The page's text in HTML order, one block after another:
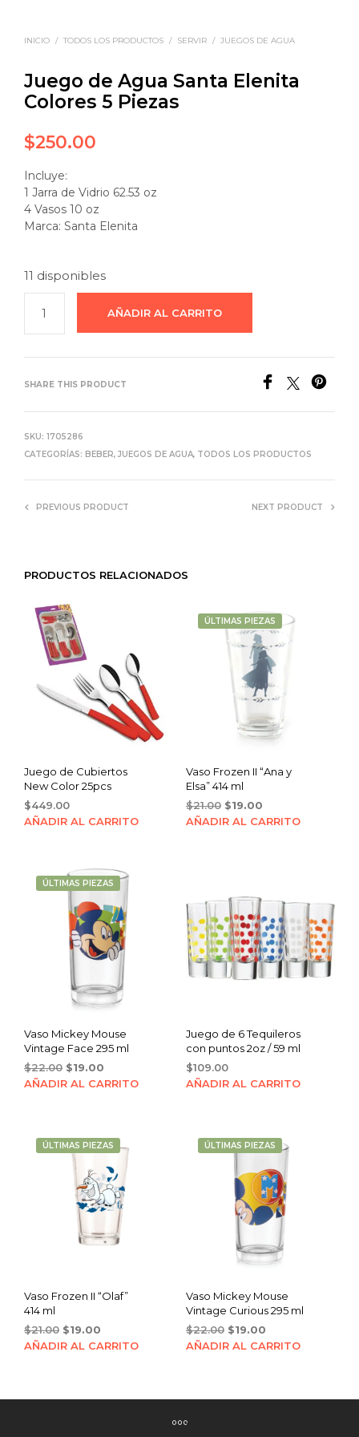
INICIO / TODOS LOS PRODUCTOS / SERVIR / JUEGOS DE AGUA
Juego de Agua Santa Elenita
Colores 5 Piezas
$250.00
Incluye:
1 Jarra de Vidrio 62.53 oz
4 Vasos 10 oz
Marca: Santa Elenita
11 disponibles
AÑADIR AL CARRITO
SHARE THIS PRODUCT
SKU: 1705286
CATEGORÍAS: BEBER, JUEGOS DE AGUA, TODOS LOS PRODUCTOS
PREVIOUS PRODUCT NEXT PRODUCT
PRODUCTOS RELACIONADOS
Juego de Cubiertos
New Color 25pcs
$449.00
AÑADIR AL CARRITO
ÚLTIMAS PIEZAS
Vaso Frozen II “Ana y
Elsa” 414 ml
$21.00 Original
price
$19.00Current
price
AÑADIR AL CARRITO
ÚLTIMAS PIEZAS
Vaso Mickey Mouse
Vintage Face 295 ml
$22.00 Original
price
$19.00
price
AÑADIR AL CARRITO
Juego de 6 Tequileros
con puntos 2oz / 59 ml
$109.00
AÑADIR AL CARRITO
ÚLTIMAS PIEZAS
Vaso Frozen II “Olaf”
414 ml
$21.00 Original
price
$19.00
price
AÑADIR AL CARRITO
ÚLTIMAS PIEZAS
Vaso Mickey Mouse
Vintage Curious 295 ml
$22.00 Original
price
$19.00Current
price
AÑADIR AL CARRITO